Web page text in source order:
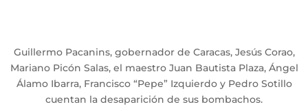
Guillermo Pacanins, gobernador de Caracas, Jesús Corao,
Mariano Picón Salas, el maestro Juan Bautista Plaza, Ángel
Álamo Ibarra, Francisco “Pepe” Izquierdo y Pedro Sotillo
cuentan la desaparición de sus bombachos.